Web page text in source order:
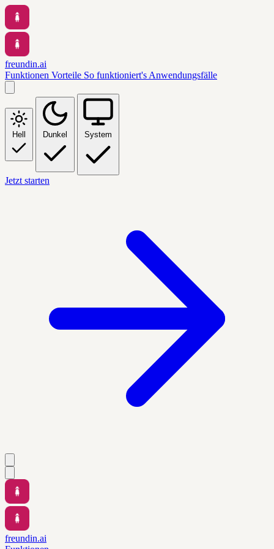
freundin.ai
Funktionen Vorteile So funktioniert's Anwendungsfälle
Hell Dunkel System
Jetzt starten
freundin.ai